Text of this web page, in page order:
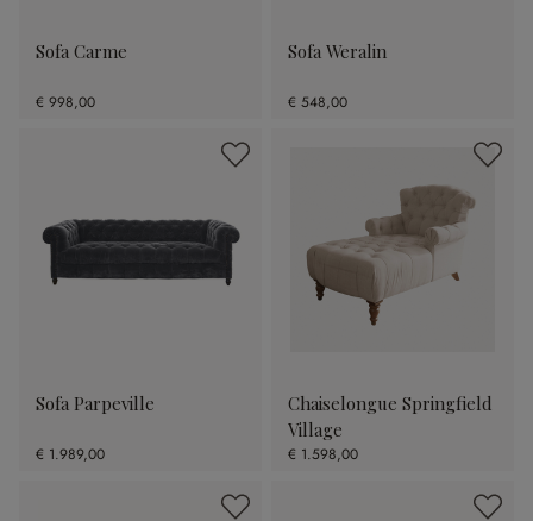
Sofa Carme
€ 998,00
Sofa Weralin
€ 548,00
Sofa Parpeville
€ 1.989,00
Chaiselongue Springfield
Village
€ 1.598,00